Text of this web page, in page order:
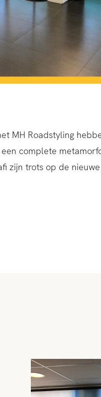
MH Roadstyling
complete
zijn trots op de